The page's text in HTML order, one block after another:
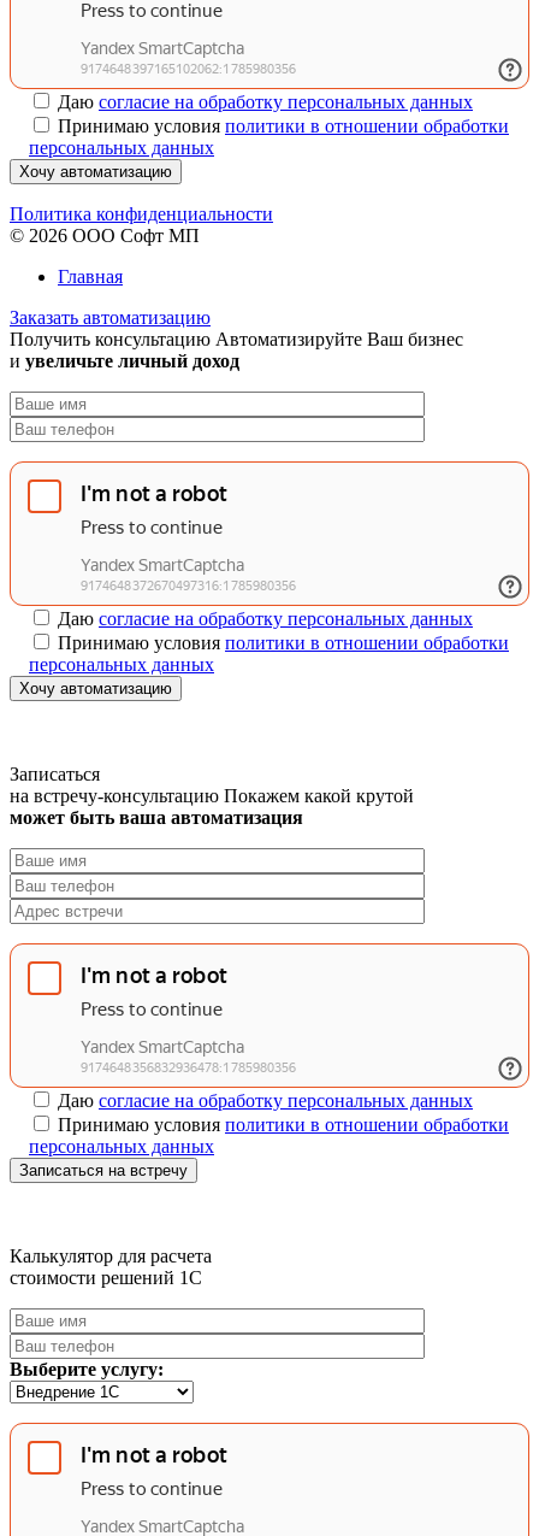
Даю согласие на обработку персональных данных
Принимаю условия политики в отношении обработки
персональных данных
Хочу автоматизацию
Политика конфиденциальности
© 2026 ООО Софт МП
Главная
Заказать автоматизацию
Получить консультацию Автоматизируйте Ваш бизнес
и увеличьте личный доход
Даю согласие на обработку персональных данных
Принимаю условия политики в отношении обработки
персональных данных
Хочу автоматизацию
Записаться
на встречу-консультацию Покажем какой крутой
может быть ваша автоматизация
Даю согласие на обработку персональных данных
Принимаю условия политики в отношении обработки
персональных данных
Записаться на встречу
Калькулятор для расчета
стоимости решений 1C
Выберите услугу: